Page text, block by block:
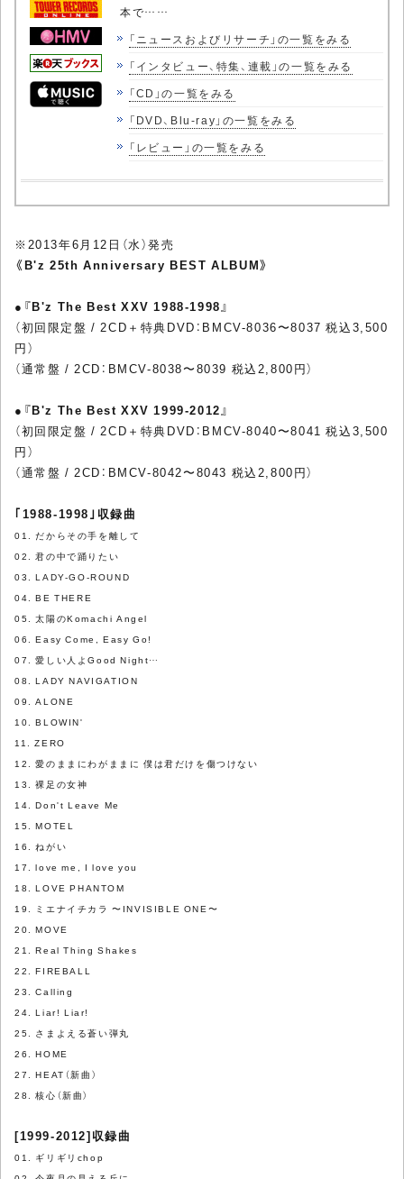
本で……
「ニュースおよびリサーチ」の一覧をみる
「インタビュー、特集、連載」の一覧をみる
「CD」の一覧をみる
「DVD、Blu-ray」の一覧をみる
「レビュー」の一覧をみる
※2013年6月12日（水）発売
《B'z 25th Anniversary BEST ALBUM》
● 『B'z The Best XXV 1988-1998』
（初回限定盤 / 2CD＋特典DVD：BMCV-8036〜8037 税込3,500
円）
（通常盤 / 2CD：BMCV-8038〜8039 税込2,800円）
● 『B'z The Best XXV 1999-2012』
（初回限定盤 / 2CD＋特典DVD：BMCV-8040〜8041 税込3,500
円）
（通常盤 / 2CD：BMCV-8042〜8043 税込2,800円）
｢1988-1998｣収録曲
01. だからその手を離して
02. 君の中で踊りたい
03. LADY-GO-ROUND
04. BE THERE
05. 太陽のKomachi Angel
06. Easy Come, Easy Go!
07. 愛しい人よGood Night…
08. LADY NAVIGATION
09. ALONE
10. BLOWIN'
11. ZERO
12. 愛のままにわがままに 僕は君だけを傷つけない
13. 裸足の女神
14. Don't Leave Me
15. MOTEL
16. ねがい
17. love me, I love you
18. LOVE PHANTOM
19. ミエナイチカラ 〜INVISIBLE ONE〜
20. MOVE
21. Real Thing Shakes
22. FIREBALL
23. Calling
24. Liar! Liar!
25. さまよえる蒼い弾丸
26. HOME
27. HEAT（新曲）
28. 核心（新曲）
[1999-2012]収録曲
01. ギリギリchop